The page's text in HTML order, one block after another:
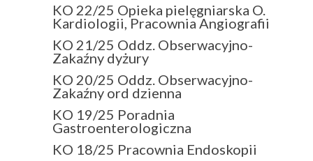
KO 22/25 Opieka pielęgniarska O.
Kardiologii, Pracownia Angiografii
KO 21/25 Oddz. Obserwacyjno-
Zakaźny dyżury
KO 20/25 Oddz. Obserwacyjno-
Zakaźny ord dzienna
KO 19/25 Poradnia
Gastroenterologiczna
KO 18/25 Pracownia Endoskopii